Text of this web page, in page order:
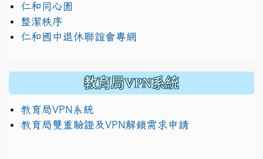
仁和同心園
整潔秩序
仁和國中退休聯誼會專網
教育局VPN系統
教育局VPN系統
教育局雙重驗證及VPN解鎖需求申請